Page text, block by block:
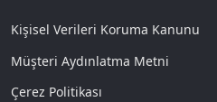
Kişisel Verileri Koruma Kanunu
Müşteri Aydınlatma Metni
Çerez Politikası